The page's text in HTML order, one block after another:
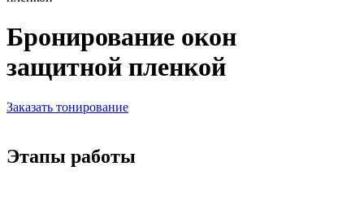
Бронирование окон
защитной пленкой
Заказать тонирование
Этапы работы